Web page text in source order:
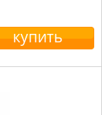
купить